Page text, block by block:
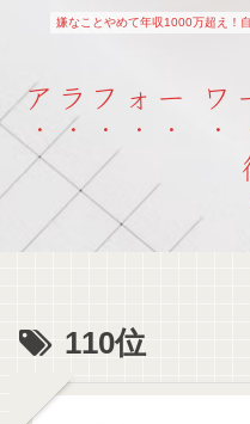
嫌なことやめて年収1000万超え！
アラフォー ワ
110位